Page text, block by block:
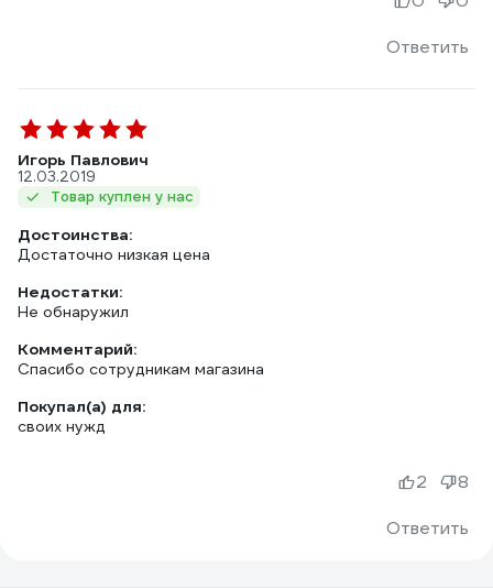
Ответить
Игорь Павлович
12.03.2019
Товар куплен у нас
Достоинства:
Достаточно низкая цена
Недостатки:
Не обнаружил
Комментарий:
Спасибо сотрудникам магазина
Покупал(а) для:
своих нужд
Ответить
2 8